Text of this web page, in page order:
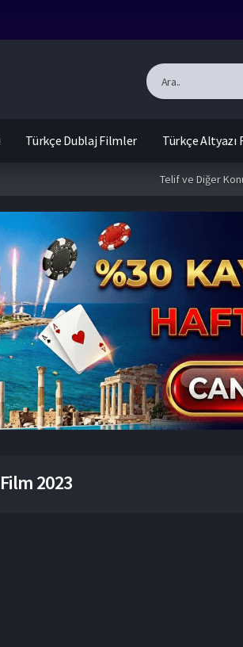
Türkçe Dublaj Filmler Türkçe Altyazı
Telif ve Diğer
2023